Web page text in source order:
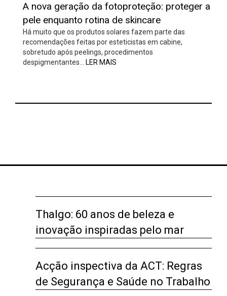
A nova geração da fotoproteção: proteger a
pele enquanto rotina de skincare
Há muito que os produtos solares fazem parte das
recomendações feitas por esteticistas em cabine,
sobretudo após peelings, procedimentos
despigmentantes… LER MAIS
Thalgo: 60 anos de beleza e
inovação inspiradas pelo mar
Acção inspectiva da ACT: Regras
de Segurança e Saúde no Trabalho